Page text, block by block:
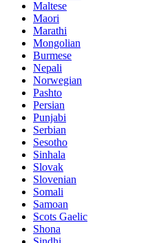
Maltese
Maori
Marathi
Mongolian
Burmese
Nepali
Norwegian
Pashto
Persian
Punjabi
Serbian
Sesotho
Sinhala
Slovak
Slovenian
Somali
Samoan
Scots Gaelic
Shona